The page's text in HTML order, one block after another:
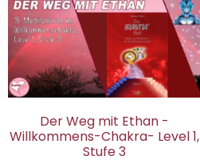
Der Weg mit Ethan -
Willkommens-Chakra- Level 1,
Stufe 3